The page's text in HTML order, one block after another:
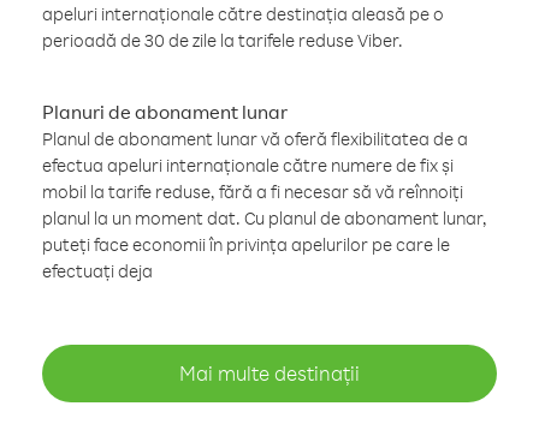
apeluri internaționale către destinația aleasă pe o
perioadă de 30 de zile la tarifele reduse Viber.
Planuri de abonament lunar
Planul de abonament lunar vă oferă flexibilitatea de a
efectua apeluri internaționale către numere de fix și
mobil la tarife reduse, fără a fi necesar să vă reînnoiți
planul la un moment dat. Cu planul de abonament lunar,
puteți face economii în privința apelurilor pe care le
efectuați deja
Mai multe destinații